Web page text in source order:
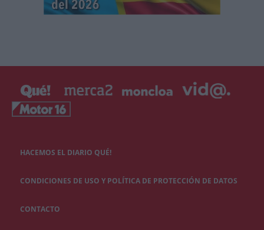
HACEMOS EL DIARIO QUÉ!
CONDICIONES DE USO Y POLÍTICA DE PROTECCIÓN DE DATOS
CONTACTO